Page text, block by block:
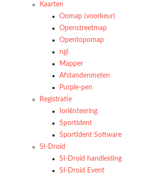
Kaarten
Oomap (voorkeur)
Openstreetmap
Opentopomap
ngi
Mapper
Afstandenmeten
Purple-pen
Registratie
Ioriënteering
SportIdent
SportIdent Software
SI-Droid
SI-Droid handleiding
SI-Droid Event